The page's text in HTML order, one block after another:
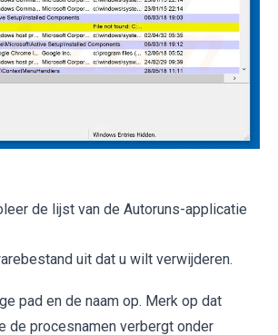
de lijst van de Autoruns-applicatie
uit dat u wilt verwijderen.
pad en de naam op. Merk op dat
de procesnamen verbergt onder